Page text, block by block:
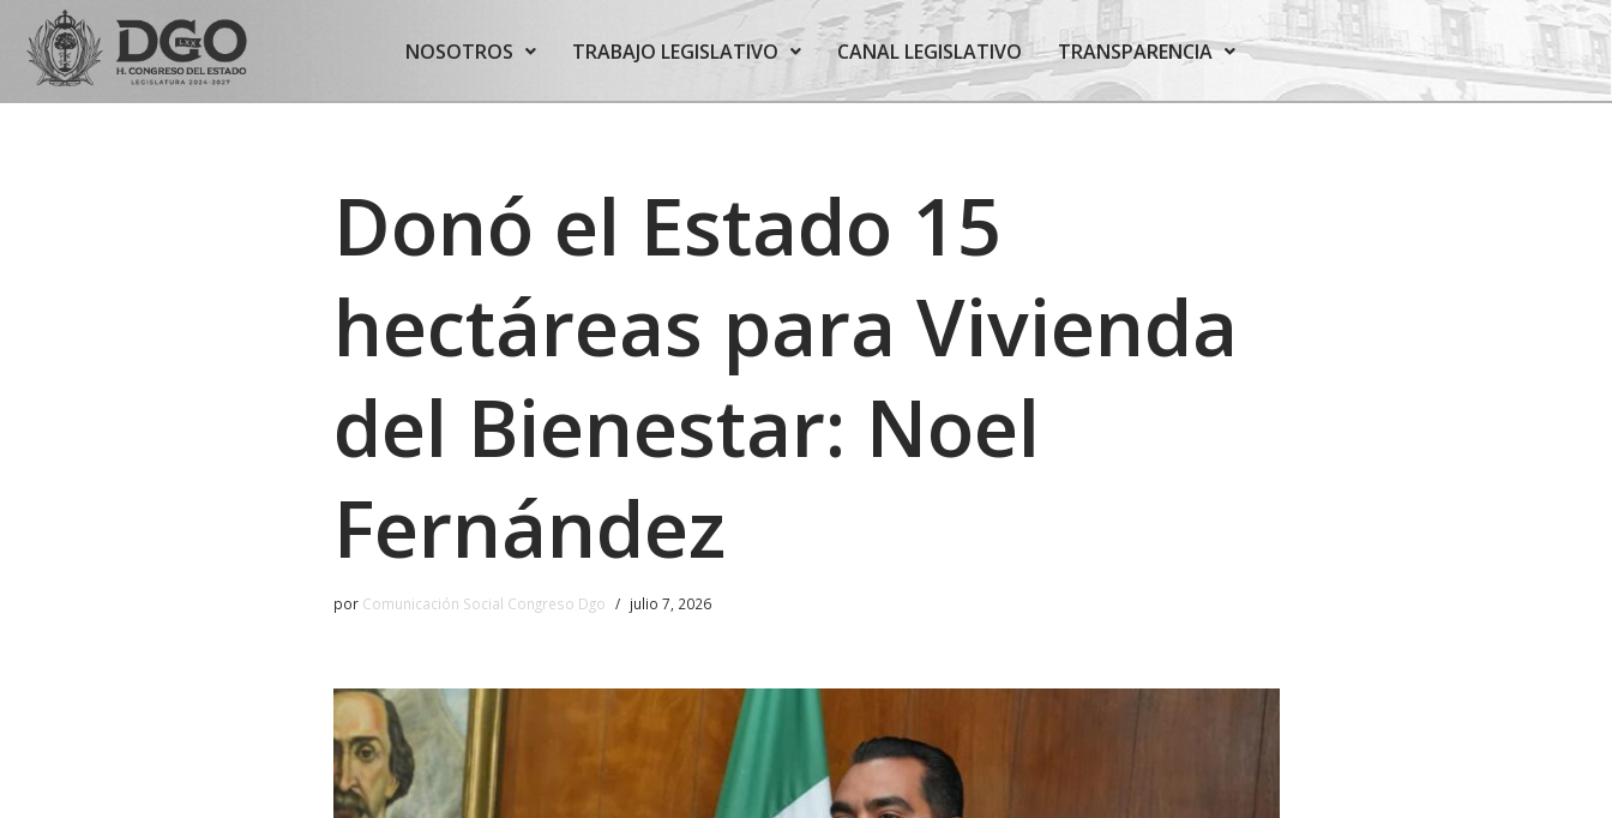
Saltar
NOSOTROS TRABAJO LEGISLATIVO CANAL LEGISLATIVO TRANSPARENCIA
Donó el Estado 15
hectáreas para Vivienda
del Bienestar: Noel
Fernández
por Comunicación Social Congreso Dgo julio 7, 2026